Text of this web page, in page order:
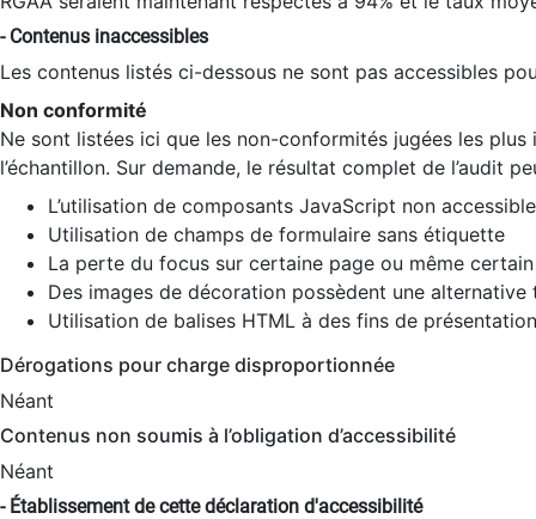
- Contenus inaccessibles
Les contenus listés ci-dessous ne sont pas accessibles
Non conformité
Ne sont listées ici que les non-conformités jugées les
l’échantillon. Sur demande, le résultat complet de l’audit
L’utilisation de composants JavaScript non
Utilisation de champs de formulaire sans étiquette
La perte du focus sur certaine page ou même
Des images de décoration possèdent une alternative
Utilisation de balises HTML à des fins de
Dérogations pour charge disproportionnée
Néant
Contenus non soumis à l’obligation d’accessibilité
Néant
- Établissement de cette déclaration d'accessibilité